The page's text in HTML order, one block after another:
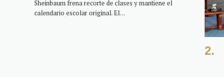
Sheinbaum frena recorte de clases y mantiene el
calendario escolar original. El…